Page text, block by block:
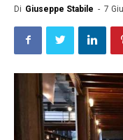
Di Giuseppe Stabile - 7